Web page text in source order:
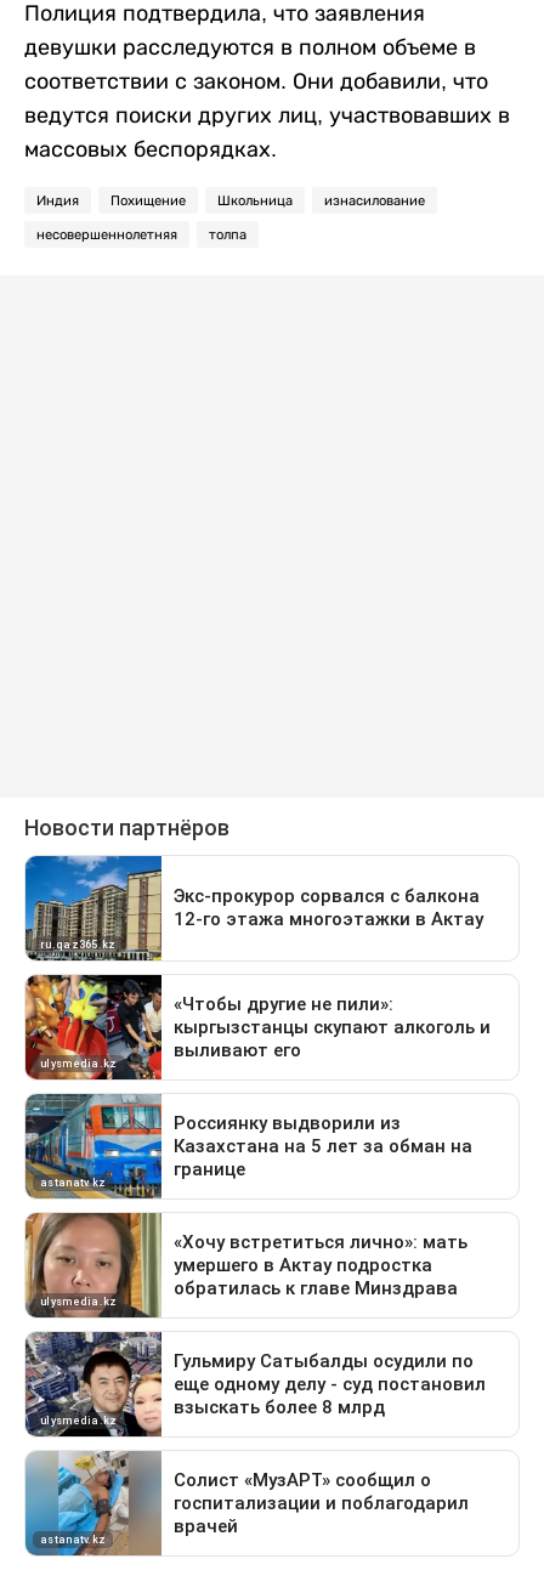
Полиция подтвердила, что заявления
девушки расследуются в полном объеме в
соответствии с законом. Они добавили, что
ведутся поиски других лиц, участвовавших в
массовых беспорядках.
Индия Похищение Школьница изнасилование
несовершеннолетняя толпа